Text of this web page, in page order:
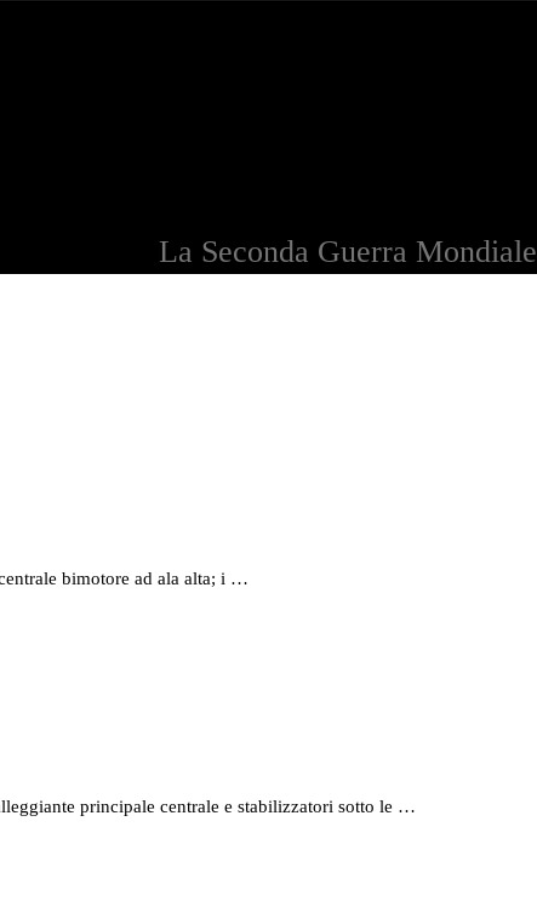
La Seconda Guerra Mondiale
bimotore ad ala alta; i …
principale centrale e stabilizzatori sotto le …